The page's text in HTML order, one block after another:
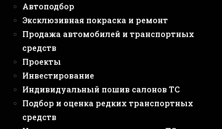
Автоподбор
Эксклюзивная покраска и ремонт
Продажа автомобилей и транспортных
средств
Проекты
Инвестирование
Индивидуальный пошив салонов ТС
Подбор и оценка редких транспортных
средств